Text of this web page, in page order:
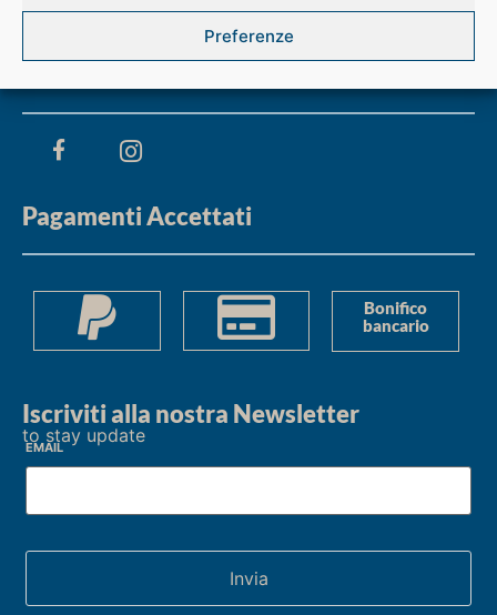
Preferenze
Strada Provinciale ex-SS291 n.81 07100 Sassari
Pagamenti Accettati
Bonifico
bancario
Iscriviti alla nostra Newsletter
to stay update
Email